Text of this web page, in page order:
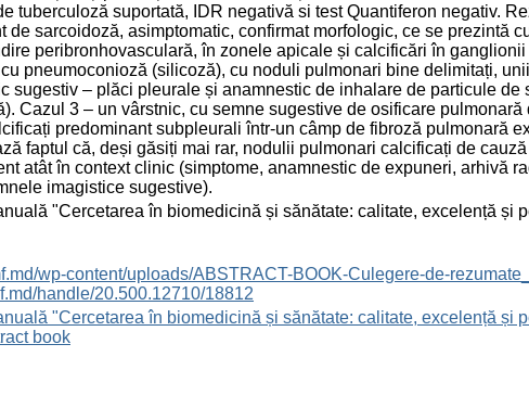
tuberculoză suportată, IDR negativă si test Quantiferon negativ.
de sarcoidoză, asimptomatic, confirmat morfologic, ce se prezintă
peribronhovasculară, în zonele apicale și calcificări în
pneumoconioză (silicoză), cu noduli pulmonari bine delimitați,
sugestiv – plăci pleurale și anamnestic de inhalare de particule de
Cazul 3 – un vârstnic, cu semne sugestive de osificare pulmonară
predominant subpleurali într-un câmp de fibroză pulmonară
faptul că, deși găsiți mai rar, nodulii pulmonari calcificați de
atât în context clinic (simptome, anamnestic de expuneri, arhivă
imagistice sugestive).
"Cercetarea în biomedicină și sănătate: calitate, excelență și
wp-content/uploads/ABSTRACT-BOOK-Culegere-de-
handle/20.500.12710/18812
"Cercetarea în biomedicină și sănătate: calitate, excelență și
book